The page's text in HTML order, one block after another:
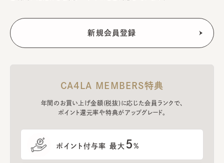
CA4LA MEMBERS特典
年間のお買い上げ金額(税抜)に応じた会員ランクで、
ポイント還元率や特典がアップグレード。
ポイント付与率 最大 5%